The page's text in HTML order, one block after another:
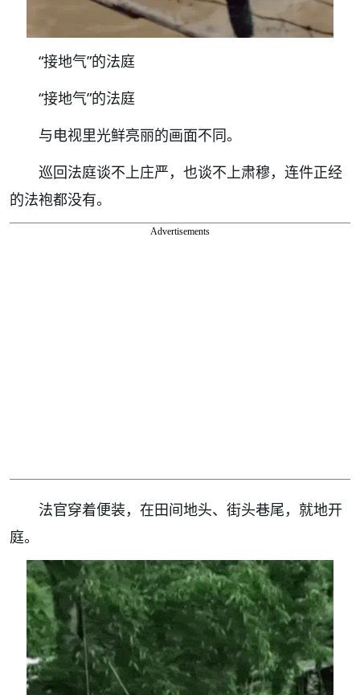
“接地气”的法庭
“接地气”的法庭
与电视里光鲜亮丽的画面不同。
巡回法庭谈不上庄严，也谈不上肃穆，连件正经
的法袍都没有。
Advertisements
法官穿着便装，在田间地头、街头巷尾，就地开
庭。